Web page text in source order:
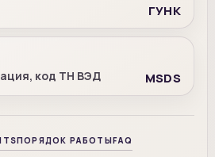
ГУНК
код ТН ВЭД MSDS
ПОРЯДОК РАБОТЫFAQ